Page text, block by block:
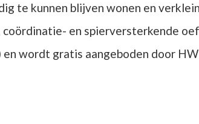
te kunnen blijven wonen en
coördinatie- en spierversterkende
en wordt gratis aangeboden door